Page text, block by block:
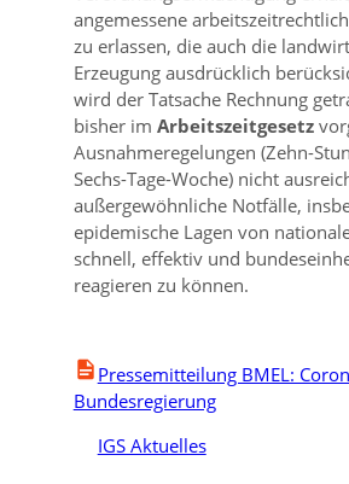
angemessene
zu erlassen, die auch die
Erzeugung ausdrücklich
wird der Tatsache Rechnung
bisher im Arbeitszeitgesetz
Ausnahmeregelungen (Zehn-
Sechs-Tage-Woche) nicht
außergewöhnliche Notfälle,
epidemische Lagen von
schnell, effektiv und
reagieren zu können.
Pressemitteilung BMEL:
Bundesregierung
IGS Aktuelles